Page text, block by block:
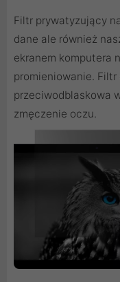
Filtr prywatyzujący
dane ale również
ekranem komputera
promieniowanie.
przeciwodblaskowa
zmęczenie oczu.